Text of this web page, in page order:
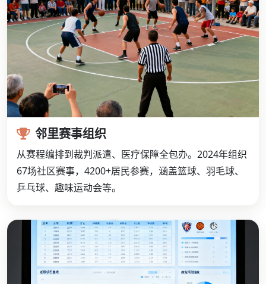
邻里赛事组织
从赛程编排到裁判派遣、医疗保障全包办。2024年组织
67场社区赛事，4200+居民参赛，涵盖篮球、羽毛球、
乒乓球、趣味运动会等。